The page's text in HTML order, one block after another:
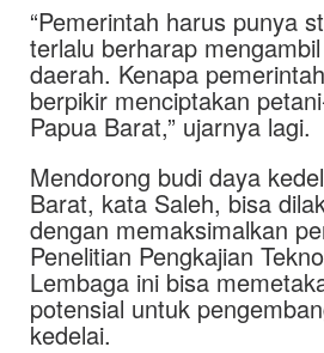
“Pemerintah harus punya
terlalu berharap
daerah. Kenapa
berpikir menciptakan
Papua Barat,” ujarnya lagi.
Mendorong budi daya
Barat, kata Saleh, bisa
dengan memaksimalkan
Penelitian Pengkajian
Lembaga ini bisa
potensial untuk
kedelai.